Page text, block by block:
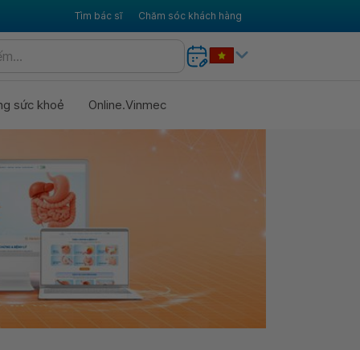
Tìm bác sĩ Chăm sóc khách hàng
sức khoẻ Online.Vinmec